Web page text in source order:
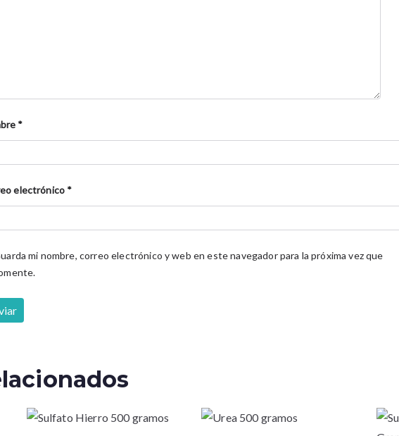
*
electrónico *
mi nombre, correo electrónico y web en este navegador para la próxima vez que